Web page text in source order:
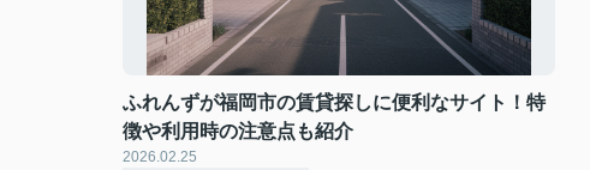
ふれんずが福岡市の賃貸探しに便利なサイト！特
徴や利用時の注意点も紹介
2026.02.25